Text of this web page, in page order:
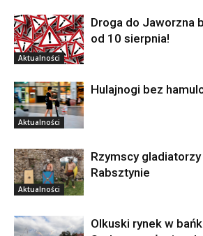
Aktualności
Droga do Jaworzna
od 10 sierpnia!
Aktualności
Hulajnogi bez
Aktualności
Rzymscy
Rabsztynie
Olkuski rynek w